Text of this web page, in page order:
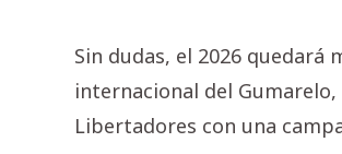
Sin dudas, el 2026
internacional del
Libertadores con una